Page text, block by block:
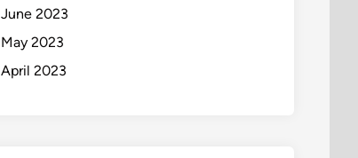
June 2023
May 2023
April 2023